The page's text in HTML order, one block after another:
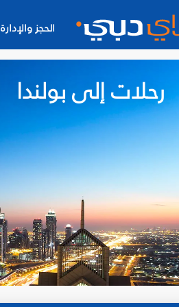
الحجز والإدارة
رحلات إلى بولندا